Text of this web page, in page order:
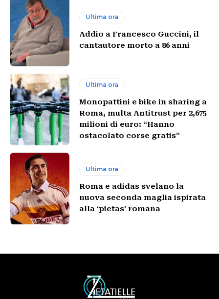
Ultima ora
Addio a Francesco Guccini, il
cantautore morto a 86 anni
Ultima ora
Monopattini e bike in sharing a
Roma, multa Antitrust per 2,675
milioni di euro: “Hanno
ostacolato corse gratis”
Ultima ora
Roma e adidas svelano la
nuova seconda maglia ispirata
alla ‘pietas’ romana